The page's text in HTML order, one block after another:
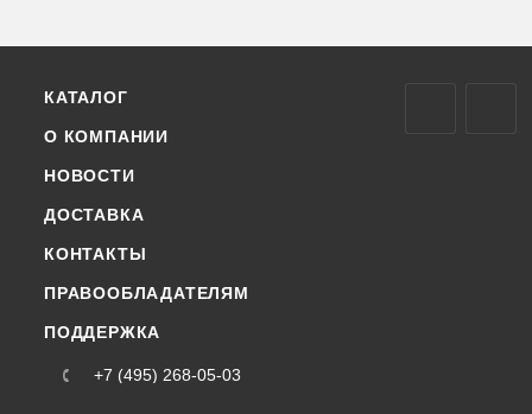
КАТАЛОГ
О КОМПАНИИ
НОВОСТИ
ДОСТАВКА
КОНТАКТЫ
ПРАВООБЛАДАТЕЛЯМ
ПОДДЕРЖКА
+7 (495) 268-05-03